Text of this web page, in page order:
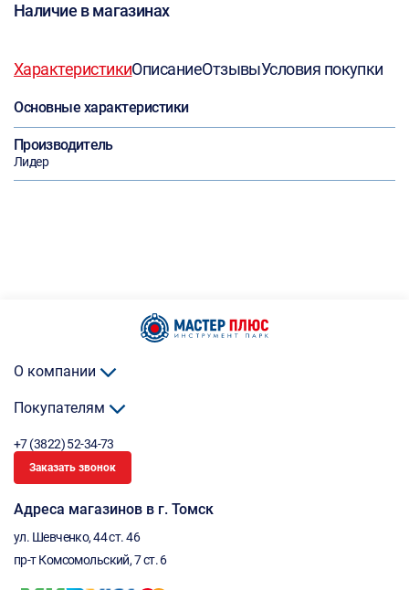
Наличие в магазинах
ХарактеристикиОписаниеОтзывыУсловия покупки
Основные характеристики
Производитель
Лидер
О компании
Покупателям
+7 (3822) 52-34-73
Заказать звонок
Адреса магазинов в г. Томск
ул. Шевченко, 44 ст. 46
пр-т Комсомольский, 7 ст. 6